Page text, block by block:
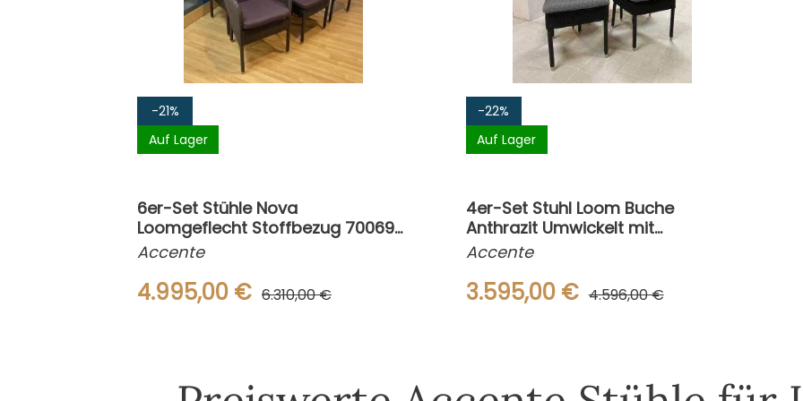
-21%
Auf Lager
6er-Set Stühle Nova
Loomgeflecht Stoffbezug 70069-
0003 Lila
Accente
4.995,00 € 6.310,00 €
-22%
Auf Lager
4er-Set Stuhl Loom Buche
Anthrazit Umwickelt mit
Loomgeflecht
Accente
3.595,00 € 4.596,00 €